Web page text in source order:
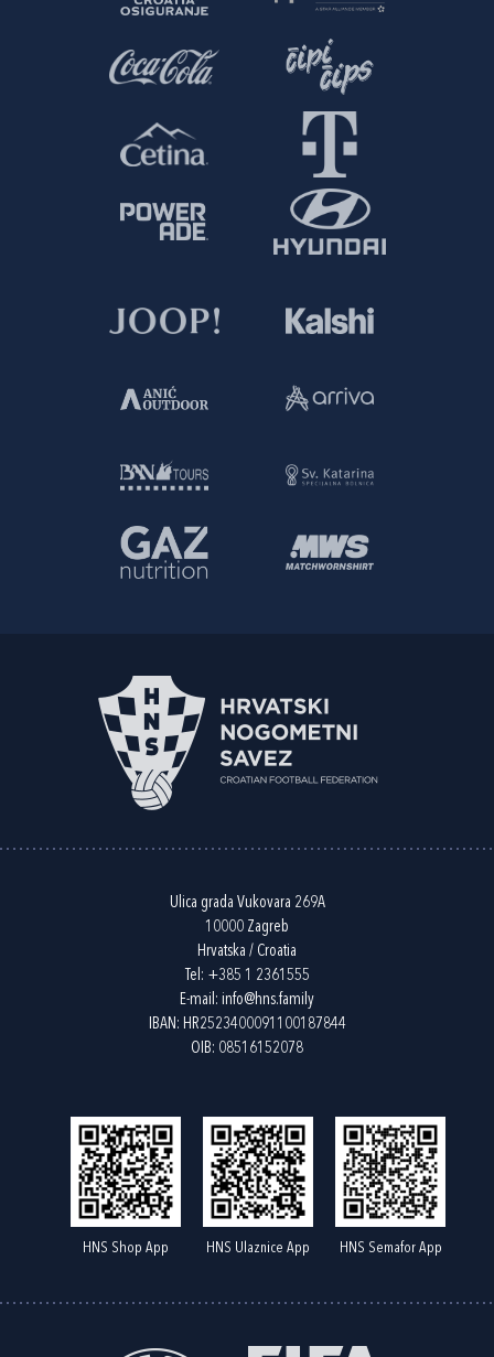
Ulica grada Vukovara 269A
10000 Zagreb
Hrvatska / Croatia
Tel: +385 1 2361555
E-mail: info@hns.family
IBAN: HR2523400091100187844
OIB: 08516152078
HNS Shop App HNS Ulaznice App HNS Semafor App